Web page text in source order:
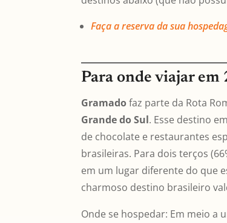
Faça a reserva da sua
Para onde viajar
Gramadofaz parte da Rota
Grande do Sul. Esse destino
de chocolate e restaurantes
brasileiras. Para dois terços
em um lugar diferente do que
charmoso destino brasileiro
Onde se hospedar: Em meio a